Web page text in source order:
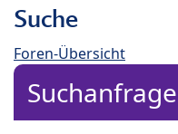
Suche
Foren-Übersicht
Suchanfrage